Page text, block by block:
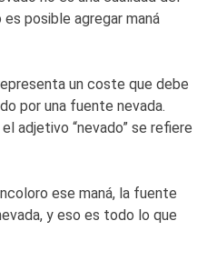
posible agregar maná
un coste que debe
por una fuente nevada.
adjetivo “nevado” se refiere
ese maná, la fuente
y eso es todo lo que